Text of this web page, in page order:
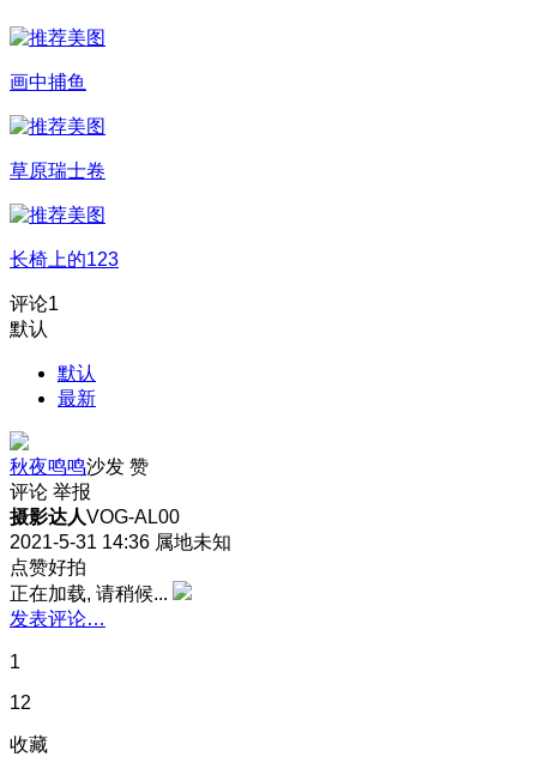
画中捕鱼
草原瑞士卷
长椅上的123
评论1
默认
默认
最新
秋夜鸣鸣沙发 赞
评论 举报
摄影达人VOG-AL00
2021-5-31 14:36 属地未知
点赞好拍
正在加载, 请稍候...
发表评论…
1
12
收藏